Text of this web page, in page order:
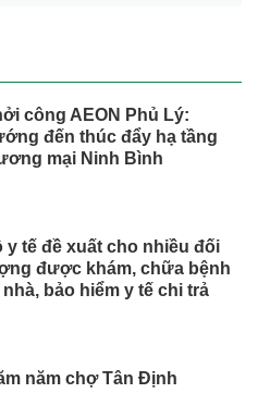
công AEON Phủ Lý:
đến thúc đẩy hạ tầng
mại Ninh Bình
y tế đề xuất cho nhiều đối
được khám, chữa bệnh
nhà, bảo hiểm y tế chi trả
năm chợ Tân Định